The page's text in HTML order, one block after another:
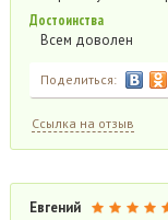
Достоинства
Всем доволен
Поделиться:
Ссылка на отзыв
Евгений